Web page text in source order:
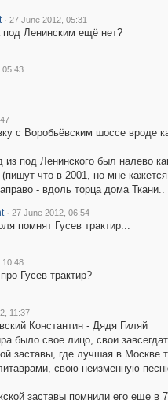
· 27 June 2012, 05:31
под Ленинским ещё нет?
05:43
с Воробьёвским шоссе вроде
под Ленинского был налево
что в 2001, но мне
- вдоль торца дома Ткани..
· 27 June 2012, 06:54
помнят Гусев трактир...
10:48
Гусев трактир?
11:37
Константин - Дядя Гиляй
было свое лицо, свои
заставы, где лучшая в Москве
свою неизменную
заставы помнили его еще в